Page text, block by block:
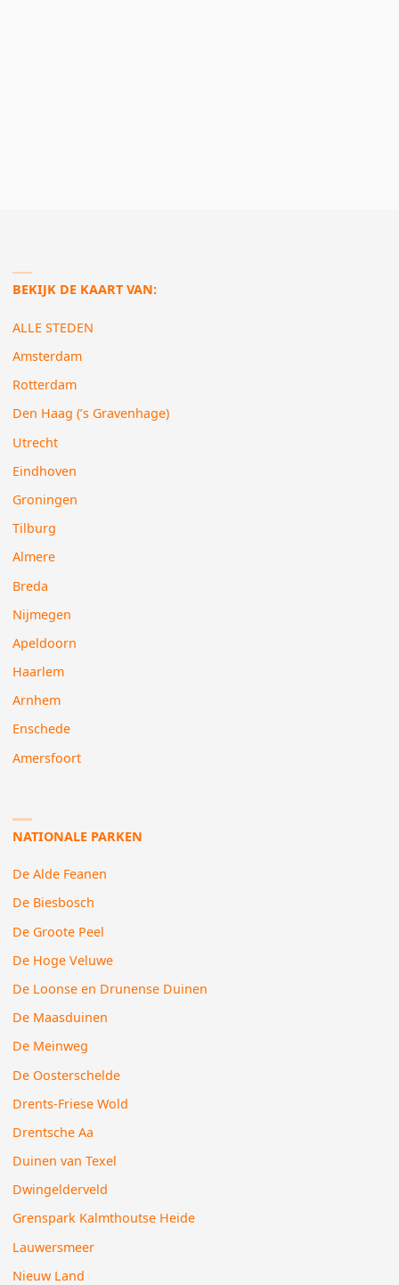
BEKIJK DE KAART VAN:
ALLE STEDEN
Amsterdam
Rotterdam
Den Haag (’s Gravenhage)
Utrecht
Eindhoven
Groningen
Tilburg
Almere
Breda
Nijmegen
Apeldoorn
Haarlem
Arnhem
Enschede
Amersfoort
NATIONALE PARKEN
De Alde Feanen
De Biesbosch
De Groote Peel
De Hoge Veluwe
De Loonse en Drunense Duinen
De Maasduinen
De Meinweg
De Oosterschelde
Drents-Friese Wold
Drentsche Aa
Duinen van Texel
Dwingelderveld
Grenspark Kalmthoutse Heide
Lauwersmeer
Nieuw Land